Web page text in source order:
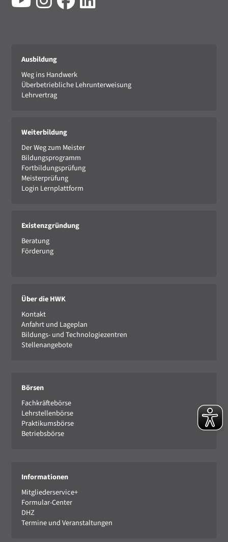
Ausbildung
Weg ins Handwerk
Überbetriebliche Lehrunterweisung
Lehrvertrag
Weiterbildung
Der Weg zum Meister
Bildungsprogramm
Fortbildungsprüfung
Meisterprüfung
Login Lernplattform
Existenzgründung
Beratung
Förderung
Über die HWK
Kontakt
Anfahrt und Lageplan
Bildungs- und Technologiezentren
Stellenangebote
Börsen
Fachkräftebörse
Lehrstellenbörse
Praktikumsbörse
Betriebsbörse
Informationen
Mitgliederservice+
Formular-Center
DHZ
Termine und Veranstaltungen